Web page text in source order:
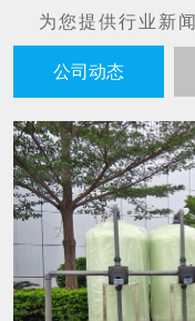
公司动态